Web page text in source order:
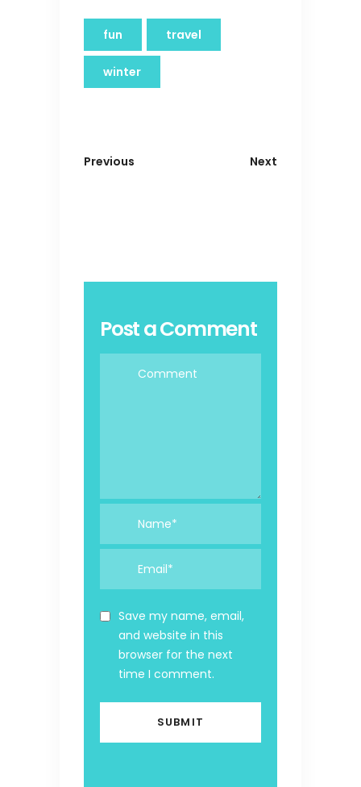
fun travel
winter
Previous Next
Post a Comment
Save my name, email,
and website in this
browser for the next
time I comment.